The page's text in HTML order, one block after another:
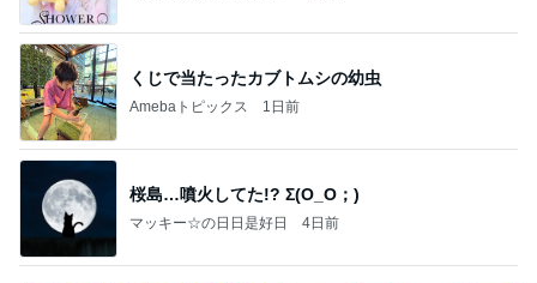
くじで当たったカブトムシの幼虫
Amebaトピックス 1日前
桜島…噴火してた!? Σ(O_O；)
マッキー☆の日日是好日 4日前